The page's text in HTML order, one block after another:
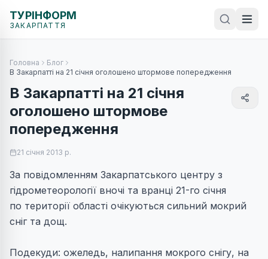
ТУРІНФОРМ
ЗАКАРПАТТЯ
Головна
Блог
В Закарпатті на 21 січня оголошено штормове попередження
В Закарпатті на 21 січня
оголошено штормове
попередження
21 січня 2013 р.
За повідомленням Закарпатського центру з
гідрометеорології вночі та вранці 21-го січня
по території області очікуються сильний мокрий
сніг та дощ.
Подекуди: ожеледь, налипання мокрого снігу, на